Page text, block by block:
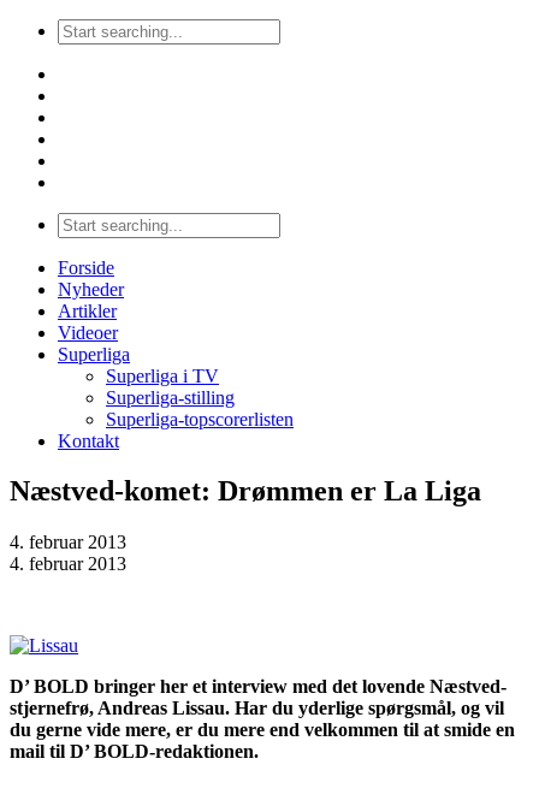
Forside
Nyheder
Artikler
Videoer
Superliga
Superliga i TV
Superliga-stilling
Superliga-topscorerlisten
Kontakt
Næstved-komet: Drømmen er La Liga
4. februar 2013
4. februar 2013
D’ BOLD bringer her et interview med det lovende Næstved-
stjernefrø, Andreas Lissau. Har du yderlige spørgsmål, og vil
du gerne vide mere, er du mere end velkommen til at smide en
mail til D’ BOLD-redaktionen.